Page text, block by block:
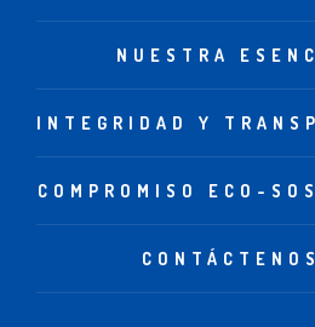
NUESTRA
INTEGRIDAD Y
COMPROMISO ECO-
CONTÁCTENOS